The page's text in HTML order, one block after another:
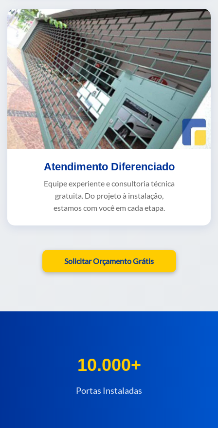
Atendimento Diferenciado
Equipe experiente e consultoria técnica
gratuita. Do projeto à instalação,
estamos com você em cada etapa.
Solicitar Orçamento Grátis
10.000+
Portas Instaladas